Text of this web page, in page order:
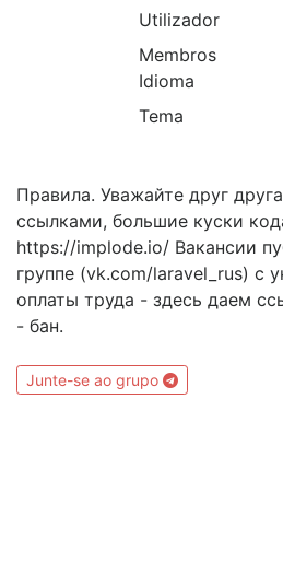
Utilizador
Membros
Idioma
Tema
Правила. Уважайте друг
ссылками, большие куски
https://implode.io/ Вакансии
группе (vk.com/laravel_rus) с
оплаты труда - здесь даем
- бан.
Junte-se ao grupo